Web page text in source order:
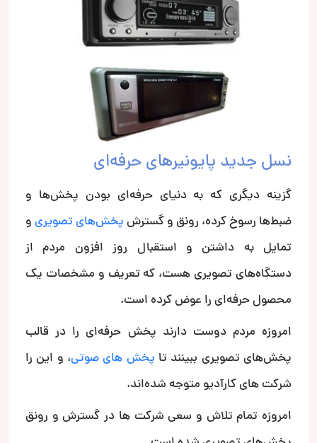
نسل جدید پایونیرهای حرفه‌ای
گزینه دیگری که به دنیای حرفه‌ای بودن پخش‌ها و
ضبط‌ها رسوخ کرده، رونق و گسترشپخش‌های تصویریو
تمایل به داشتن و استقبال روز افزون مردم از
دستگاه‌های تصویری هست، که تعریف و مشخصات یک
محصول حرفه‌ای را عوض کرده است.
امروزه مردم دوست دارند پخش حرفه‌ای را در قالب
پخش‌های تصویری ببینند تا پخش های صوتی، و این را
شرکت های کارآدیو متوجه شده‌اند.
امروزه تمام تلاش و سعی شرکت ها در گسترش و رونق